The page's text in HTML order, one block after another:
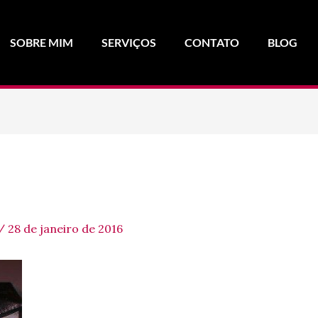
SOBRE MIM SERVIÇOS CONTATO BLOG
/ 28 de janeiro de 2016